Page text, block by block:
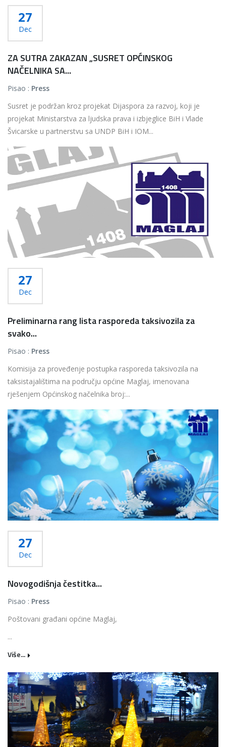
27
Dec
ZA SUTRA ZAKAZAN „SUSRET OPĆINSKOG
NAČELNIKA SA...
Pisao : Press
Susret je podržan kroz projekat Dijaspora za razvoj, koji je
projekat Ministarstva za ljudska prava i izbjeglice BiH i Vlade
Švicarske u partnerstvu sa UNDP BiH i IOM...
Više...
27
Dec
Preliminarna rang lista rasporeda taksivozila za
svako...
Pisao : Press
Komisija za proveđenje postupka rasporeda taksivozila na
taksistajalištima na području općine Maglaj, imenovana
rješenjem Općinskog načelnika broj:...
Više...
27
Dec
Novogodišnja čestitka...
Pisao : Press
Poštovani građani općine Maglaj,
...
Više...